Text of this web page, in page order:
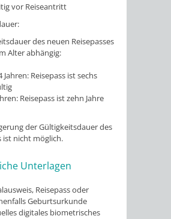
vor Reiseantritt
des neuen Reisepasses
Alter abhängig:
Jahren: Reisepass ist sechs
Reisepass ist zehn Jahre
der Gültigkeitsdauer des
ist nicht möglich.
Unterlagen
Reisepassoder
Geburtsurkunde
digitales biometrisches